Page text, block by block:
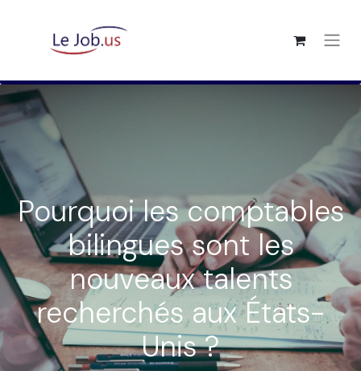
Pourquoi les comptables
bilingues sont les
nouveaux talents
recherchés aux États-
Unis ?